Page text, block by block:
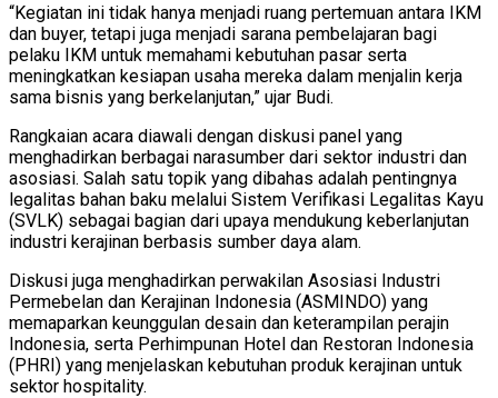
“Kegiatan ini tidak hanya menjadi ruang pertemuan antara IKM
dan buyer, tetapi juga menjadi sarana pembelajaran bagi
pelaku IKM untuk memahami kebutuhan pasar serta
meningkatkan kesiapan usaha mereka dalam menjalin kerja
sama bisnis yang berkelanjutan,” ujar Budi.
Rangkaian acara diawali dengan diskusi panel yang
menghadirkan berbagai narasumber dari sektor industri dan
asosiasi. Salah satu topik yang dibahas adalah pentingnya
legalitas bahan baku melalui Sistem Verifikasi Legalitas Kayu
(SVLK) sebagai bagian dari upaya mendukung keberlanjutan
industri kerajinan berbasis sumber daya alam.
Diskusi juga menghadirkan perwakilan Asosiasi Industri
Permebelan dan Kerajinan Indonesia (ASMINDO) yang
memaparkan keunggulan desain dan keterampilan perajin
Indonesia, serta Perhimpunan Hotel dan Restoran Indonesia
(PHRI) yang menjelaskan kebutuhan produk kerajinan untuk
sektor hospitality.